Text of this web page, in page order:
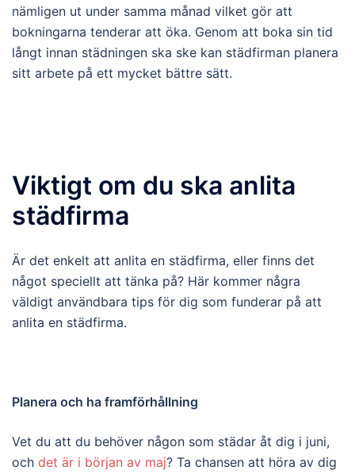
nämligen ut under samma månad vilket gör att
bokningarna tenderar att öka. Genom att boka sin tid
långt innan städningen ska ske kan städfirman planera
sitt arbete på ett mycket bättre sätt.
Viktigt om du ska anlita
städfirma
Är det enkelt att anlita en städfirma, eller finns det
något speciellt att tänka på? Här kommer några
väldigt användbara tips för dig som funderar på att
anlita en städfirma.
Planera och ha framförhållning
Vet du att du behöver någon som städar åt dig i juni,
och det är i början av maj? Ta chansen att höra av dig